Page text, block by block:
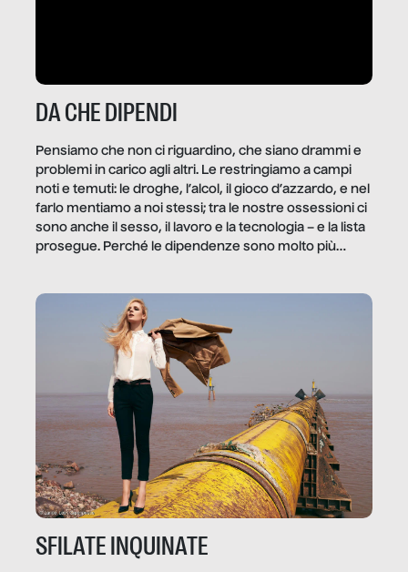
DA CHE DIPENDI
Pensiamo che non ci riguardino, che siano drammi e
problemi in carico agli altri. Le restringiamo a campi
noti e temuti: le droghe, l’alcol, il gioco d’azzardo, e nel
farlo mentiamo a noi stessi; tra le nostre ossessioni ci
sono anche il sesso, il lavoro e la tecnologia – e la lista
prosegue. Perché le dipendenze sono molto più
trae un guadagno. In questo reportage vediamo
quale e come.
SFILATE INQUINATE